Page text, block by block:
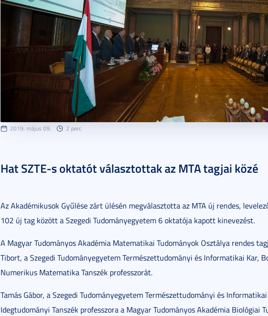
2019. május 09. 2 perc
Hat SZTE-s oktatót választottak az MTA tagjai közé
Az Akadémikusok Gyűlése zárt ülésén megválasztotta az MTA új rendes,
102 új tag között a Szegedi Tudományegyetem 6 oktatója kapott kinevezést.
A Magyar Tudományos Akadémia Matematikai Tudományok Osztálya rendes
Tibort, a Szegedi Tudományegyetem Természettudományi és Informatikai Kar,
Numerikus Matematika Tanszék professzorát.
Tamás Gábor, a Szegedi Tudományegyetem Természettudományi és
Idegtudományi Tanszék professzora a Magyar Tudományos Akadémia Biológiai